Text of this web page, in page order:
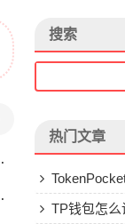
搜索
热门文章
行情教程
TP钱包怎